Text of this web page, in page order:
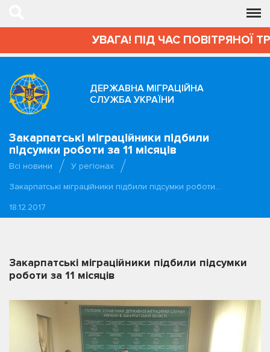
УВАГА! ПІД ЧАС ПОВІТРЯНОЇ
ДЕРЖАВНА МІГРАЦІЙНА
СЛУЖБА УКРАЇНИ
Закарпатські міграційники підбили
підсумки роботи за 11 місяців
Всі новини
У регіонах
Закарпатські міграційники підбили підсумки роботи…
18.12.2017
Закарпатські міграційники підбили підсумки
роботи за 11 місяців